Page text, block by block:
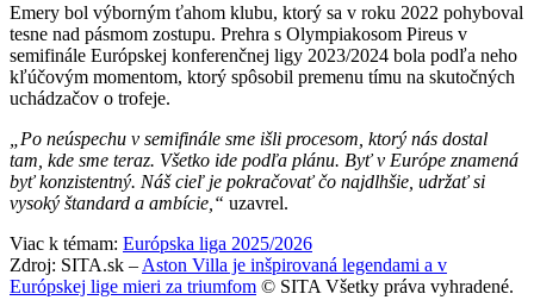
Emery bol výborným ťahom klubu, ktorý sa v roku 2022 pohyboval
tesne nad pásmom zostupu. Prehra s Olympiakosom Pireus v
semifinále Európskej konferenčnej ligy 2023/2024 bola podľa neho
kľúčovým momentom, ktorý spôsobil premenu tímu na skutočných
uchádzačov o trofeje.
„Po neúspechu v semifinále sme išli procesom, ktorý nás dostal
tam, kde sme teraz. Všetko ide podľa plánu. Byť v Európe znamená
byť konzistentný. Náš cieľ je pokračovať čo najdlhšie, udržať si
vysoký štandard a ambície,“ uzavrel.
Viac k témam: Európska liga 2025/2026
Zdroj: SITA.sk – Aston Villa je inšpirovaná legendami a v
Európskej lige mieri za triumfom © SITA Všetky práva vyhradené.